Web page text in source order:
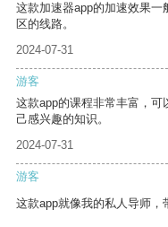
这款加速器app的加速效果
区的线路。
2024-07-31
游客
这款app的课程非常丰富，可
己感兴趣的知识。
2024-07-31
游客
这款app就像我的私人导师，